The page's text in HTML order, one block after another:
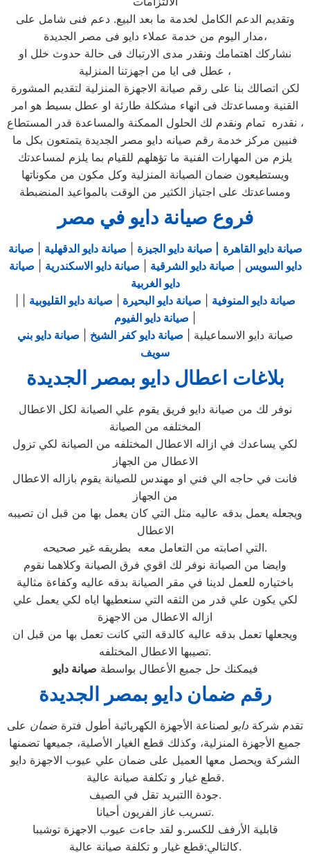
وتقديم الدعم الكامل لخدمة ما بعد البيع. دعم فنى شامل على
مدار اليوم من خدمة عملاء دايو فى مصر الجديدة،
نشاركك اهتمامك ونقدر مدى الارتباك فى حالة حدوث خلل او
عطل فى ايا من اجهزتنا المنزلية ،
لكن اتصالك بنا على رقم صيانة الاجهزة المنزلية لتقديم المشورة
القنية ومساعدتك فى انهاء مشكلة طارئة او عطل بسيط هو امر
نقدره تمام ونقدم لك الحلول الممكنة والمساعدة قدر المستطاع ،
فنيين مركز خدمة رقم صيانه دايو مصر الجديدة يتمتعون بكل ما
يلزم من المهارات الفنية ما تؤهلهم للقيام بما يلزم لمساعدتك
ويستطيعون ضمان الصيانة المنزلية وكل مكون من مكوناتها
ومساعدتك على اجتياز الكثير من الوقت بالمواعيد المنضبطة
فروع صيانة دايو في مصر
صيانة دايو القاهرة | صيانة دايو الجيزة صيانة دايو الدقهلية
صيانة
دايو السويس
صيانة دايو الشرقية صيانة دايو الاسكندرية
صيانة
دايو الغربية
صيانة دايو المنوفية صيانة دايو البحيرة صيانة دايو القليوبية
صيانة دايو الفيوم
صيانة دايو الاسماعيلية | صيانة دايو كفر الشيخ
صيانة دايو بني
سويف
بلاغات اعطال دايو بمصر الجديدة
نوفر لك من صيانة دايو فريق يقوم علي الصيانة لكل الاعطال
المختلفه من الصيانة
لكي يساعدك في ازاله الاعطال المختلفه من الصيانة لكي تزول
الاعطال من الجهاز
فانت في حاجه الي فني او مهندس للصيانة يقوم بازاله الاعطال
من الجهاز
ويجعله يعمل بدقه عاليه مثل التي كان يعمل بها من قبل ان تصيبه
الاعطال
التي اصابته من التعامل معه بطريقه غير صحيحه.
وايضا من الصيانة نوفر لك اقوي فرق الصيانة وكلاهما نقوم
باختياره للعمل لدينا في مقر الصيانة بدقه عاليه وكفاءة مثالية
لكي يكون علي قدر من الثقه التي سنعطيها اياه لكي يعمل علي
ازاله الاعطال من الاجهزة
ويجعلها تعمل بدقه عاليه كالدقه التي كانت تعمل بها من قبل ان
تصيبها الاعطال المختلفه.
فيمكنك حل جميع الأعطال بواسطة صيانة دايو
رقم ضمان دايو بمصر الجديدة
تقدم شركة دايو لصناعة الأجهزة الكهربائية أطول فترة ضمان على
جميع الأجهزة المنزلية، وكذلك قطع الغيار الأصلية، جميعها تضمنها
الشركة ويحصل معها العميل على ضمان علي عيوب الاجهزة دايو
قطع غيار و تكلفة صيانة عالية.
جودة االتبريد تقل في الصيف.
تسريب غاز الفريون أحيانا.
قابلية الأرفف للكسر.و لقد جاءت عيوب الاجهزة توشيبا
كالتالي:قطع غيار و تكلفة صيانة عالية.